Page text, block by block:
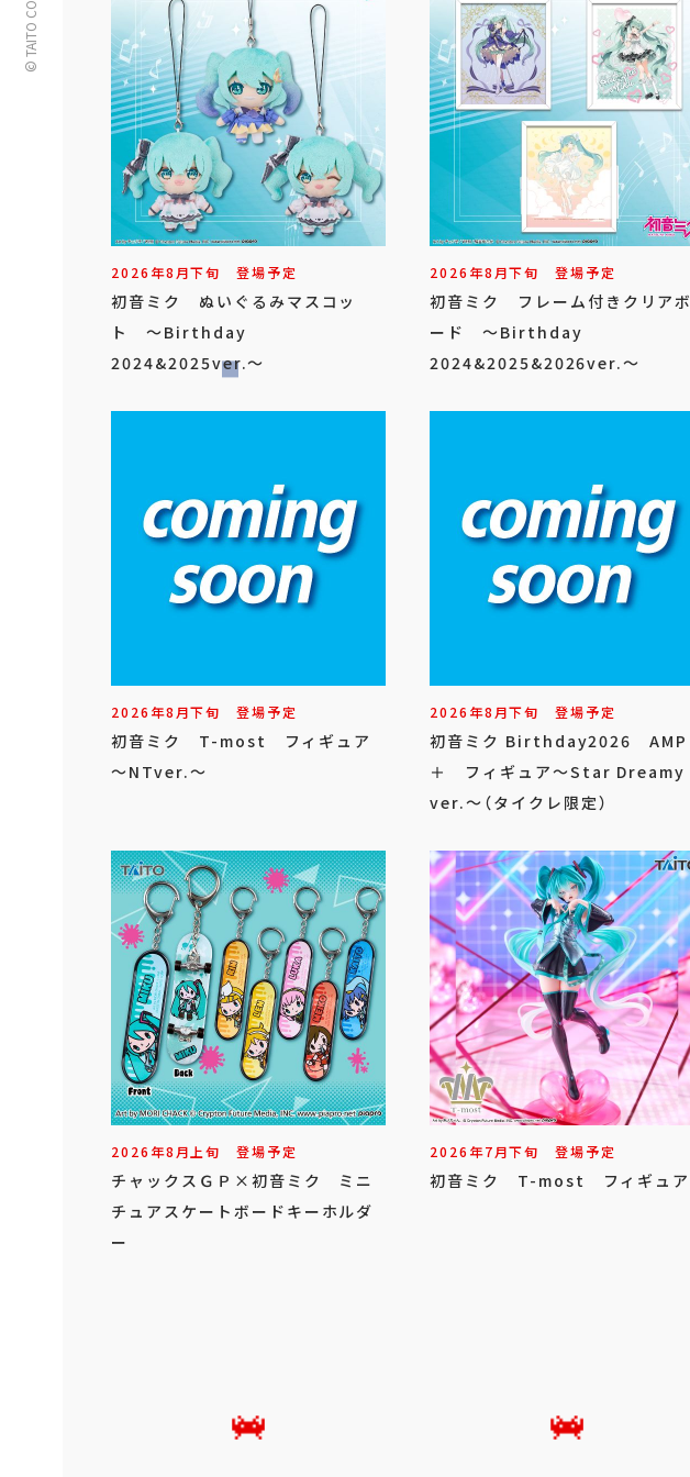
2026年8月下旬 登場予定
初音ミク ぬいぐるみマスコッ
ト ～Birthday
2024&2025ver.～
2026年8月下旬 登場予定
初音ミク フレーム付きクリアボ
ード ～Birthday
2024&2025&2026ver.～
2026年8月下旬 登場予定
初音ミク T-most フィギュア
～NTver.～
2026年8月下旬 登場予定
初音ミク Birthday2026 AMP
＋ フィギュア～Star Dreamy
ver.～（タイクレ限定）
2026年8月上旬 登場予定
チャックスＧＰ×初音ミク ミニ
チュアスケートボードキーホルダ
ー
2026年7月下旬 登場予定
初音ミク T-most フィギュア